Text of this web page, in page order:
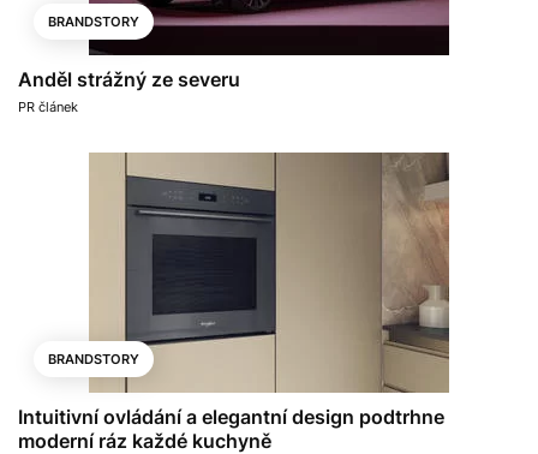
BRANDSTORY
Anděl strážný ze severu
PR článek
BRANDSTORY
Intuitivní ovládání a elegantní design podtrhne
moderní ráz každé kuchyně